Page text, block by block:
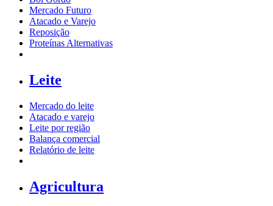
Mercado Futuro
Atacado e Varejo
Reposição
Proteínas Alternativas
Leite
Mercado do leite
Atacado e varejo
Leite por região
Balança comercial
Relatório de leite
Agricultura